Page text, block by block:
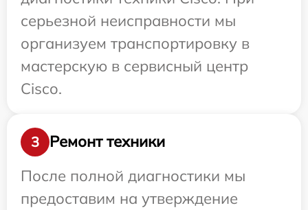
серьезной неисправности мы
организуем транспортировку в
мастерскую в сервисный центр
Cisco.
3
Ремонт техники
После полной диагностики мы
предоставим на утверждение